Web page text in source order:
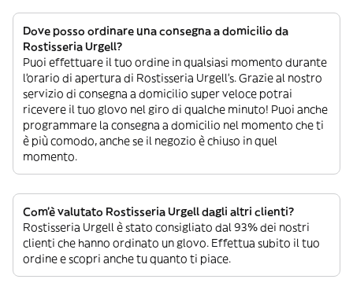
Dove posso ordinare una consegna a domicilio da
Rostisseria Urgell?
Puoi effettuare il tuo ordine in qualsiasi momento durante
l’orario di apertura di Rostisseria Urgell’s. Grazie al nostro
servizio di consegna a domicilio super veloce potrai
ricevere il tuo glovo nel giro di qualche minuto! Puoi anche
programmare la consegna a domicilio nel momento che ti
è più comodo, anche se il negozio è chiuso in quel
momento.
Com’è valutato Rostisseria Urgell dagli altri clienti?
Rostisseria Urgell è stato consigliato dal 93% dei nostri
clienti che hanno ordinato un glovo. Effettua subito il tuo
ordine e scopri anche tu quanto ti piace.